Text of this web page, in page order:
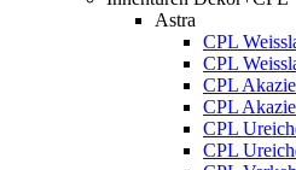
Astra
CPL
CPL
CPL
CPL
CPL
CPL